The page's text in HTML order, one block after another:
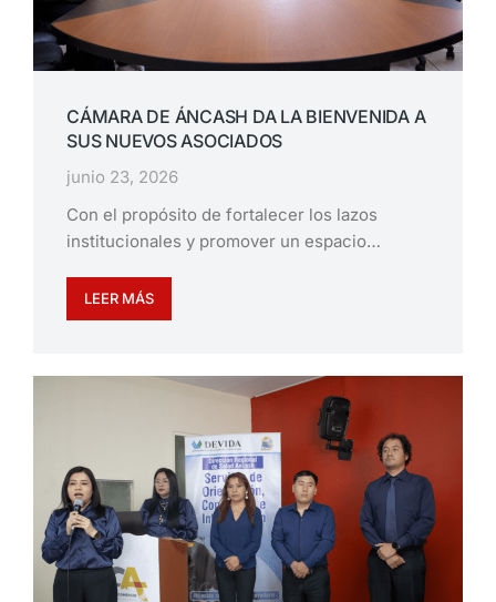
CÁMARA DE ÁNCASH DA LA BIENVENIDA A
SUS NUEVOS ASOCIADOS
junio 23, 2026
Con el propósito de fortalecer los lazos
institucionales y promover un espacio…
LEER MÁS